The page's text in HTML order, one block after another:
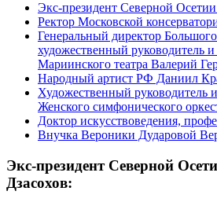
Экс-президент Северной
Ректор Московской
Генеральный директор Большого
художественный руководитель
Мариинского театра Валерий
Народный артист РФ Даниил
Художественный руководитель
Женского симфонического
Доктор искусствоведения,
Внучка Вероники Дударовой
Экс-президент Северной
Дзасохов: